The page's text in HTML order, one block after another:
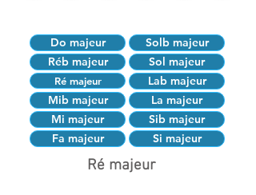
Do majeur
Solb majeur
Réb majeur
Sol majeur
Ré majeur
Lab majeur
Mib majeur
La majeur
Mi majeur
Sib majeur
Fa majeur
Si majeur
Ré majeur